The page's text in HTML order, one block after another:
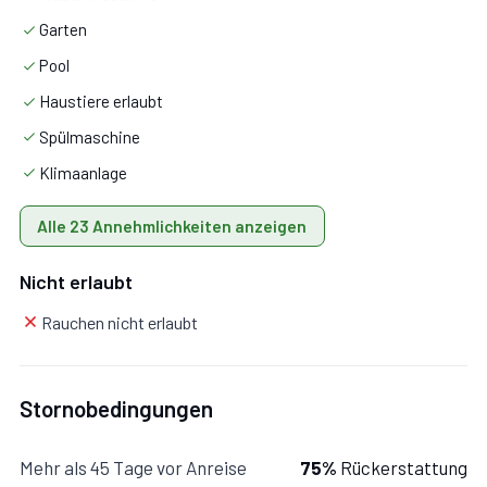
Sie einen großen Hund oder mehrere Haustiere haben,
informieren Sie sich bitte vor der Buchung nach
Erlaubnis.
Garten
Pool
Haustiere erlaubt
Spülmaschine
Klimaanlage
Alle 23 Annehmlichkeiten anzeigen
Nicht erlaubt
Rauchen nicht erlaubt
Stornobedingungen
Mehr als 45 Tage vor Anreise 75% Rückerstattung